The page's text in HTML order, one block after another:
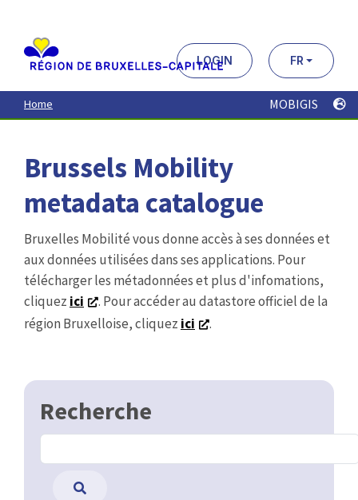
contenu
principal
LOGIN FR
Home MOBIGIS
Brussels Mobility
metadata catalogue
Bruxelles Mobilité vous donne accès à ses données et
aux données utilisées dans ses applications. Pour
télécharger les métadonnées et plus d'infomations,
cliquez ici
. Pour accéder au datastore officiel de la
région Bruxelloise, cliquez ici .
Recherche